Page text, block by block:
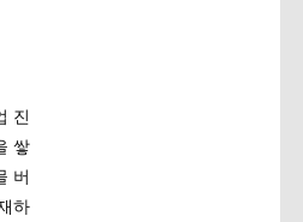
진
쌓
버
하